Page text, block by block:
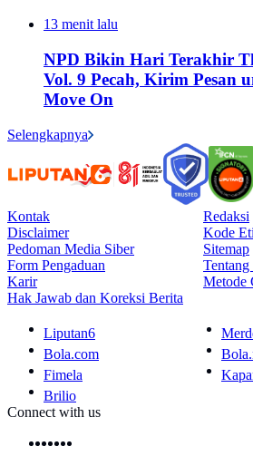
13 menit lalu
NPD Bikin Hari Terakhir
Vol. 9 Pecah, Kirim Pesan
Move On
Selengkapnya
Kontak
Redaksi
Disclaimer
Kode
Pedoman Media Siber
Sitemap
Form Pengaduan
Karir
Metode
Hak Jawab dan Koreksi Berita
Liputan6
Bola.com
Fimela
Brilio
Connect with us